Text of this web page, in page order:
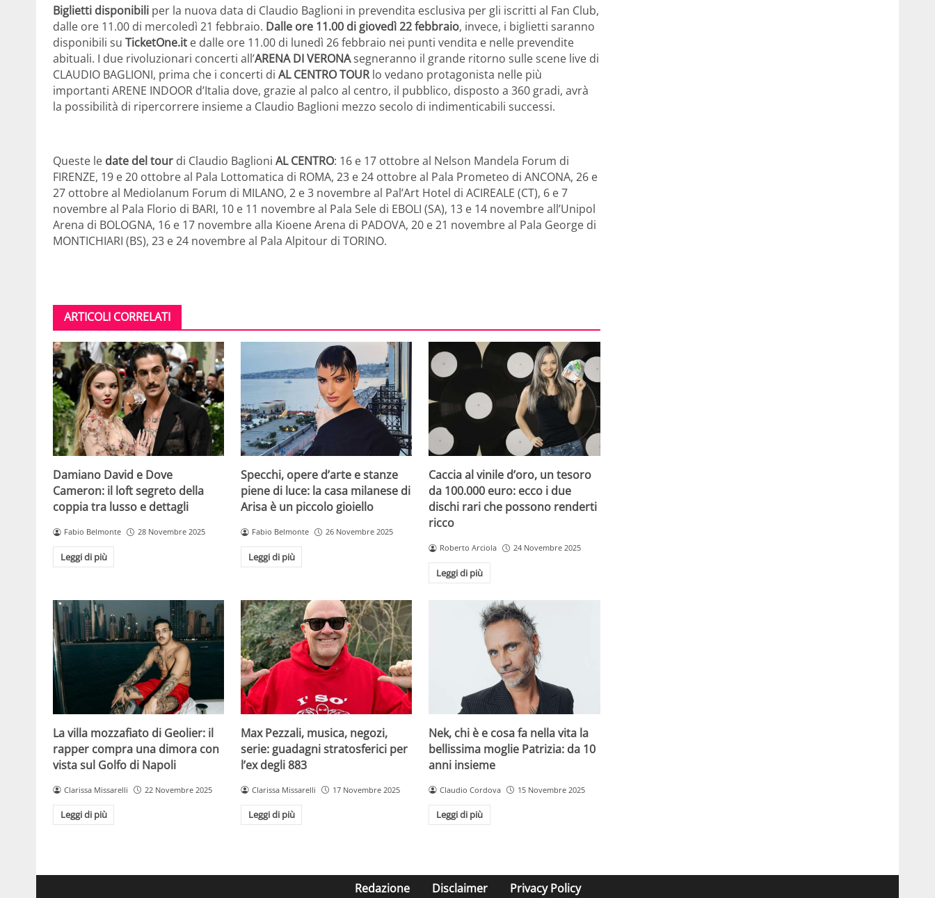
Biglietti disponibili per la nuova data di Claudio Baglioni in prevendita esclusiva per gli iscritti al Fan Club,
dalle ore 11.00 di mercoledì 21 febbraio. Dalle ore 11.00 di giovedì 22 febbraio, invece, i biglietti saranno
disponibili su TicketOne.it e dalle ore 11.00 di lunedì 26 febbraio nei punti vendita e nelle prevendite
abituali. I due rivoluzionari concerti all’ARENA DI VERONAsegneranno il grande ritorno sulle scene live di
CLAUDIO BAGLIONI, prima che i concerti di AL CENTRO TOURlo vedano protagonista nelle più
importanti ARENE INDOOR d’Italia dove, grazie al palco al centro, il pubblico, disposto a 360 gradi, avrà
la possibilità di ripercorrere insieme a Claudio Baglioni mezzo secolo di indimenticabili successi.
Queste le date del tour di Claudio Baglioni AL CENTRO: 16 e 17 ottobre al Nelson Mandela Forum di
FIRENZE, 19 e 20 ottobre al Pala Lottomatica di ROMA, 23 e 24 ottobre al Pala Prometeo di ANCONA, 26 e
27 ottobre al Mediolanum Forum di MILANO, 2 e 3 novembre al Pal’Art Hotel di ACIREALE (CT), 6 e 7
novembre al Pala Florio di BARI, 10 e 11 novembre al Pala Sele di EBOLI (SA), 13 e 14 novembre all’Unipol
Arena di BOLOGNA, 16 e 17 novembre alla Kioene Arena di PADOVA, 20 e 21 novembre al Pala George di
MONTICHIARI (BS), 23 e 24 novembre al Pala Alpitour di TORINO.
ARTICOLI CORRELATI
Damiano David e Dove
Cameron: il loft segreto della
coppia tra lusso e dettagli
Fabio Belmonte 28 Novembre 2025
Leggi di più
Specchi, opere d’arte e stanze
piene di luce: la casa milanese di
Arisa è un piccolo gioiello
Fabio Belmonte 26 Novembre 2025
Leggi di più
Caccia al vinile d’oro, un tesoro
da 100.000 euro: ecco i due
dischi rari che possono renderti
ricco
Roberto Arciola 24 Novembre 2025
Leggi di più
La villa mozzafiato di Geolier: il
rapper compra una dimora con
vista sul Golfo di Napoli
Clarissa Missarelli 22 Novembre 2025
Leggi di più
Max Pezzali, musica, negozi,
serie: guadagni stratosferici per
l’ex degli 883
Clarissa Missarelli 17 Novembre 2025
Leggi di più
Nek, chi è e cosa fa nella vita la
bellissima moglie Patrizia: da 10
anni insieme
Claudio Cordova 15 Novembre 2025
Leggi di più
Redazione Disclaimer Privacy Policy